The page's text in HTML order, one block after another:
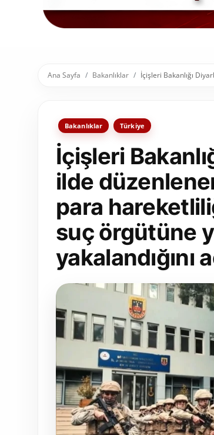
Resmi Reklamlar
Ana Sayfa Bakanlıklar İçişleri Bakanlığı
Bakanlıklar Türkiye
İçişleri
ilde
para
suç örgütüne
yakalandığını